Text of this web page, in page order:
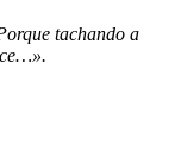
tachando a